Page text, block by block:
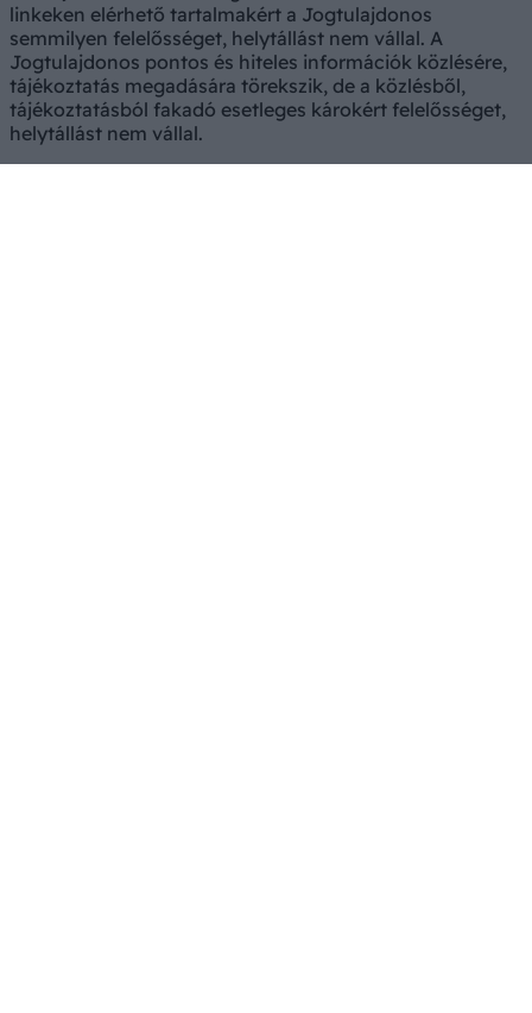
linkeken elérhető tartalmakért a Jogtulajdonos
semmilyen felelősséget, helytállást nem vállal. A
Jogtulajdonos pontos és hiteles információk közlésére,
tájékoztatás megadására törekszik, de a közlésből,
tájékoztatásból fakadó esetleges károkért felelősséget,
helytállást nem vállal.